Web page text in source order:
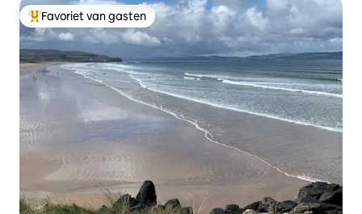
Topfavoriet van gasten
Favoriet van gasten